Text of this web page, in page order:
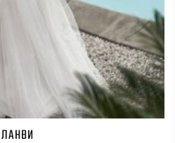
ЛАНВИ